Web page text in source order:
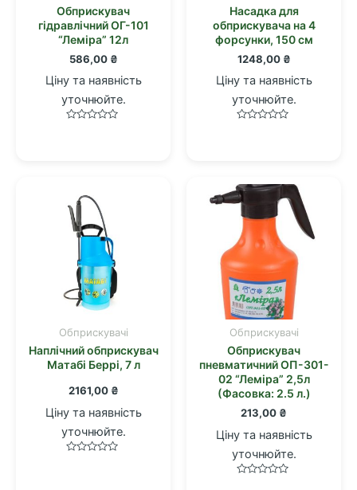
Обприскувач
гідравлічний ОГ-101
“Лемiра” 12л
586,00 ₴
Ціну та наявність
уточнюйте.
Насадка для
обприскувача на 4
форсунки, 150 см
1248,00 ₴
Ціну та наявність
уточнюйте.
Обприскувачі
Наплічний обприскувач
Матабі Беррі, 7 л
2161,00 ₴
Ціну та наявність
уточнюйте.
Обприскувачі
Обприскувач
пневматичний ОП-301-
02 “Лемiра” 2,5л
(Фасовка: 2.5 л.)
213,00 ₴
Ціну та наявність
уточнюйте.